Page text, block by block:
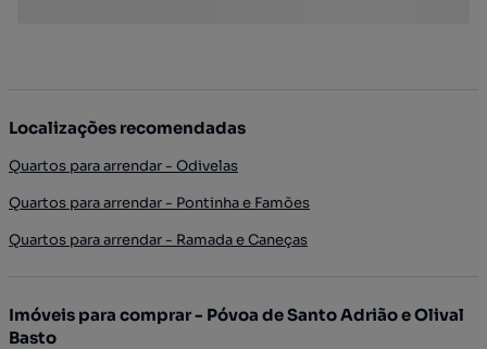
Localizações recomendadas
Quartos para arrendar - Odivelas
Quartos para arrendar - Pontinha e Famões
Quartos para arrendar - Ramada e Caneças
Imóveis para comprar - Póvoa de Santo Adrião e Olival
Basto